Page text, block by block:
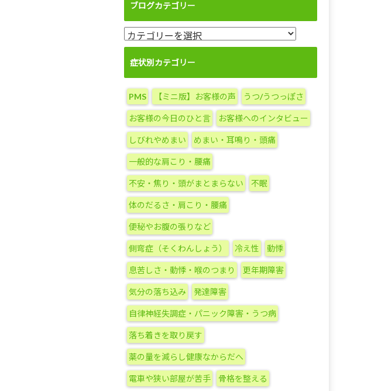
ブログカテゴリー
ブ
ロ
グ
カ
テ
ゴ
リ
ー
症状別カテゴリー
PMS 【ミニ版】お客様の声 うつ/うつっぽさ
お客様の今日のひと言 お客様へのインタビュー
しびれやめまい めまい・耳鳴り・頭痛
一般的な肩こり・腰痛
不安・焦り・頭がまとまらない 不眠
体のだるさ・肩こり・腰痛
便秘やお腹の張りなど
側弯症（そくわんしょう） 冷え性 動悸
息苦しさ・動悸・喉のつまり 更年期障害
気分の落ち込み 発達障害
自律神経失調症・パニック障害・うつ病
落ち着きを取り戻す
薬の量を減らし健康なからだへ
電車や狭い部屋が苦手 骨格を整える